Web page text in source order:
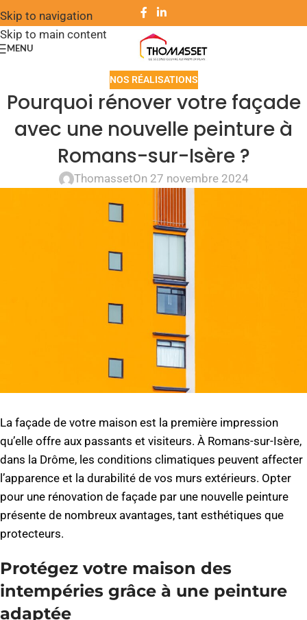
Skip to navigation
Skip to main content
MENU
NOS RÉALISATIONS
Pourquoi rénover votre façade
avec une nouvelle peinture à
Romans-sur-Isère ?
ThomassetOn 27 novembre 2024
La façade de votre maison est la première impression
qu’elle offre aux passants et visiteurs. À Romans-sur-Isère,
dans la Drôme, les conditions climatiques peuvent affecter
l’apparence et la durabilité de vos murs extérieurs. Opter
pour une rénovation de façade par une nouvelle peinture
présente de nombreux avantages, tant esthétiques que
protecteurs.
Protégez votre maison des
intempéries grâce à une peinture
adaptée